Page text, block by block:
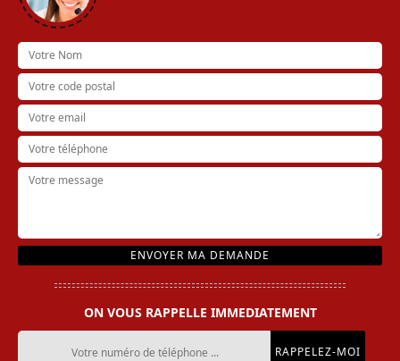
ON VOUS RAPPELLE IMMEDIATEMENT